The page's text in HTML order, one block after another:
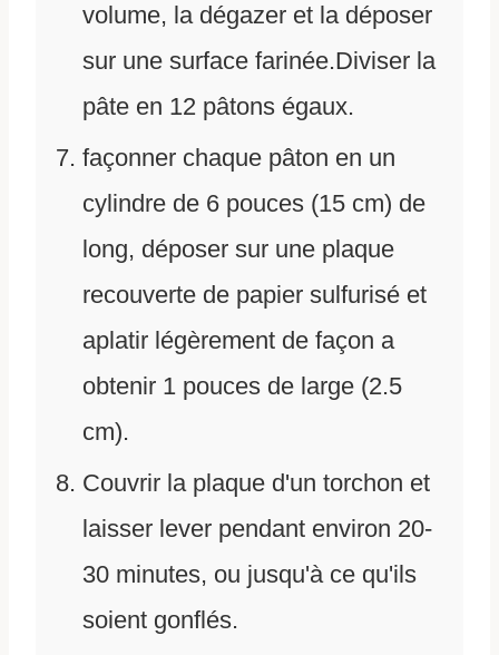
volume, la dégazer et la déposer
sur une surface farinée.Diviser la
pâte en 12 pâtons égaux.
façonner chaque pâton en un
cylindre de 6 pouces (15 cm) de
long, déposer sur une plaque
recouverte de papier sulfurisé et
aplatir légèrement de façon a
obtenir 1 pouces de large (2.5
cm).
Couvrir la plaque d'un torchon et
laisser lever pendant environ 20-
30 minutes, ou jusqu'à ce qu'ils
soient gonflés.